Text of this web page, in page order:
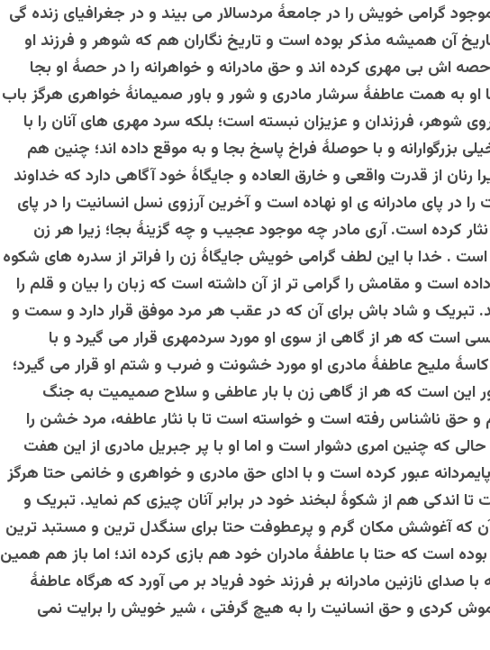
گرامی خویش را در جامعۀ مردسالار می بیند و در جغرافیای زنده گی
آن همیشه مذکر بوده است و تاریخ نگاران هم که شوهر و فرزند او
حصه اش بی مهری کرده اند و حق مادرانه و خواهرانه را در حصۀ او بجا
او به همت عاطفۀ سرشار مادری و شور و باور صمیمانۀ خواهری هرگز باب
شوهر، فرزندان و عزیزان نبسته است؛ بلکه سرد مهری های آنان را با
بزرگوارانه و با حوصلۀ فراخ پاسخ بجا و به موقع داده اند؛ چنین هم
رنان از قدرت واقعی و خارق العاده و جایگاۀ خود آگاهی دارد که خداوند
در پای مادرانه ی او نهاده است و آخرین آرزوی نسل انسانیت را در پای
نثار کرده است. آری مادر چه موجود عجیب و چه گزینۀ بجا؛ زیرا هر زن
است . خدا با این لطف گرامی خویش جایگاۀ زن را فراتر از سدره های شکوه
است و مقامش را گرامی تر از آن داشته است که زبان را بیان و قلم را
تبریک و شاد باش برای آن که در عقب هر مرد موفق قرار دارد و سمت و
است که هر از گاهی از سوی او مورد سردمهری قرار می گیرد و با
ملیح عاطفۀ مادری او مورد خشونت و ضرب و شتم او قرار می گیرد؛
این است که هر از گاهی زن با بار عاطفی و سلاح صمیمیت به جنگ
و حق ناشناس رفته است و خواسته است تا با نثار عاطفه، مرد خشن را
حالی که چنین امری دشوار است و اما او با پر جبریل مادری از این هفت
عبور کرده است و با ادای حق مادری و خواهری و خانمی حتا هرگز
تا اندکی هم از شکوۀ لبخند خود در برابر آنان چیزی کم نماید. تبریک و
که آغوشش مکان گرم و پرعطوفت حتا برای سنگدل ترین و مستبد ترین
بوده است که حتا با عاطفۀ مادران خود هم بازی کرده اند؛ اما باز هم همین
صدای نازنین مادرانه بر فرزند خود فریاد بر می آورد که هرگاه عاطفۀ
کردی و حق انسانیت را به هیچ گرفتی ، شیر خویش را برایت نمی